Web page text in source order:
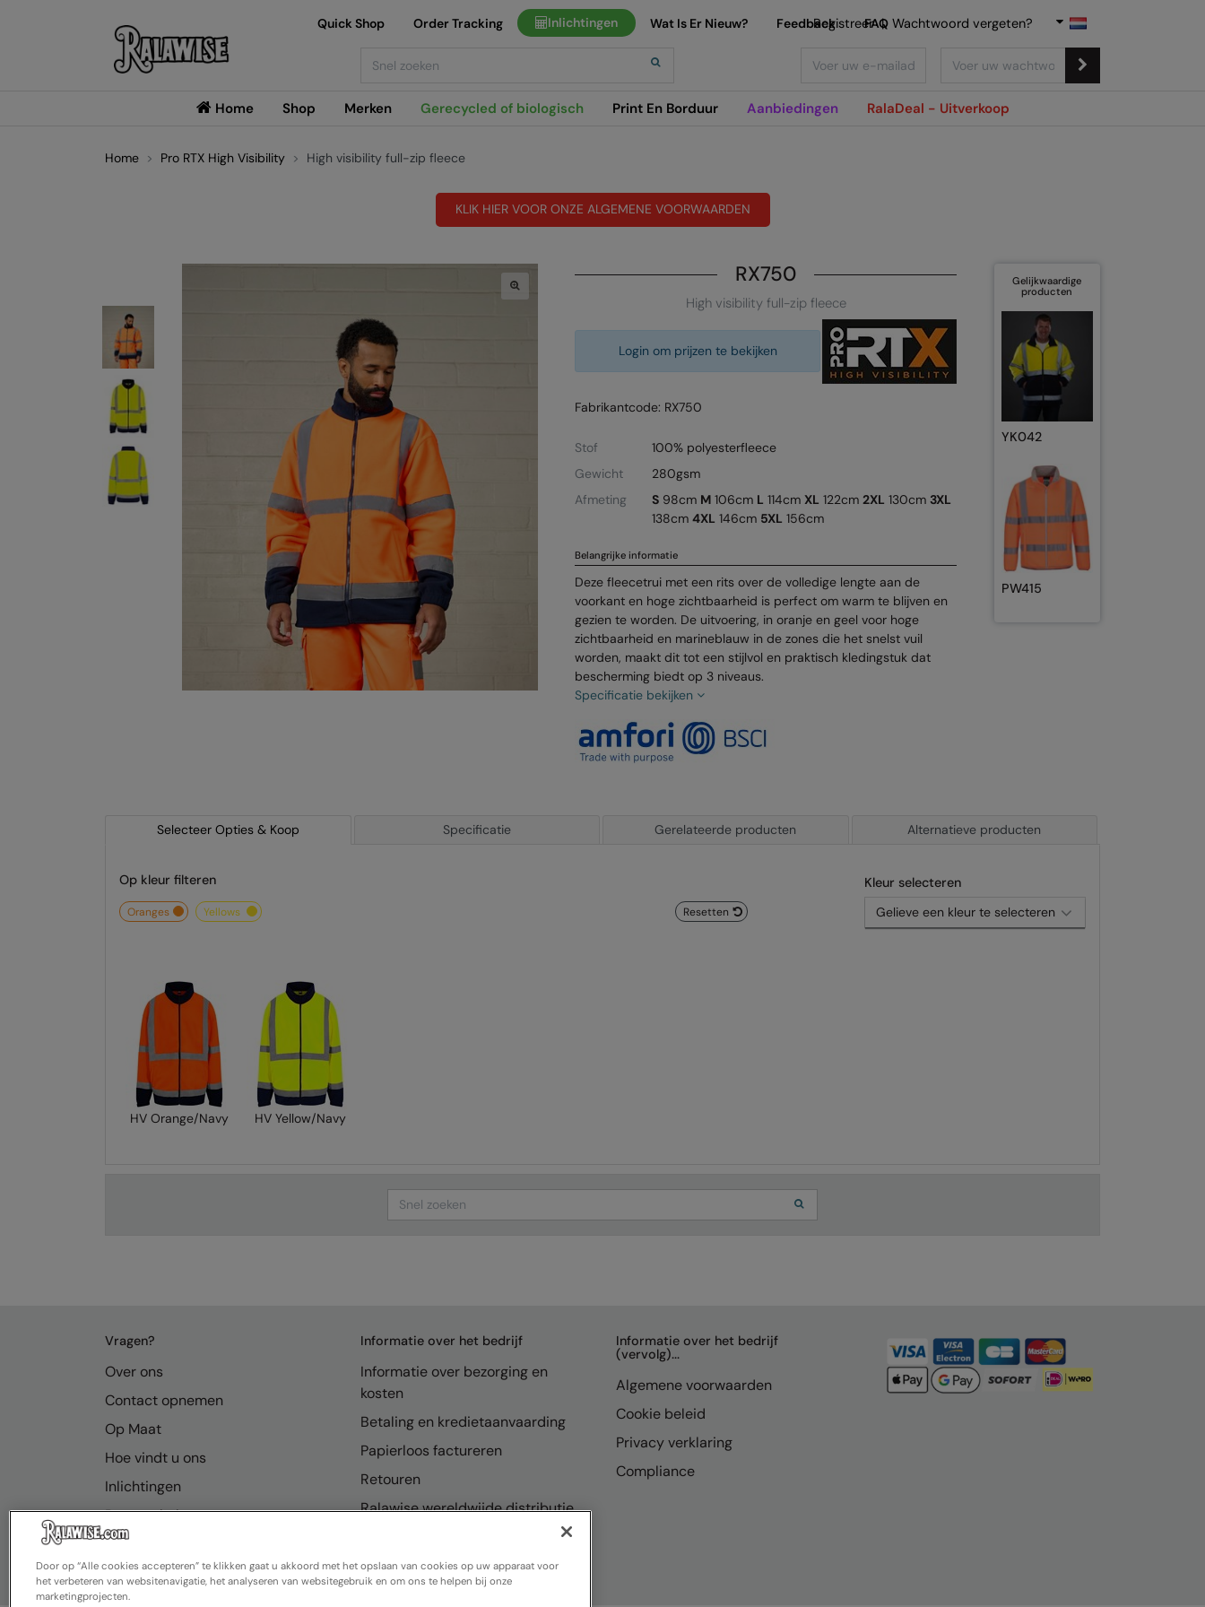
Home Shop Merken Gerecycled of biologisch Print En Borduur Aanbiedingen RalaDeal - Uitverkoop
Quick Shop Order Tracking Inlichtingen Wat Is Er Nieuw? Feedback FAQ
Registreer | Wachtwoord vergeten?
Home Pro RTX High Visibility High visibility full-zip fleece
KLIK HIER VOOR ONZE ALGEMENE VOORWAARDEN
RX750
High visibility full-zip fleece
Login om prijzen te bekijken
Fabrikantcode: RX750
Stof
100% polyesterfleece
Gewicht
280gsm
Afmeting
S98cm M106cm L 114cm XL 122cm 2XL 130cm 3XL
138cm 4XL 146cm 5XL 156cm
Belangrijke informatie
Deze fleecetrui met een rits over de volledige lengte aan de
voorkant en hoge zichtbaarheid is perfect om warm te blijven en
gezien te worden. De uitvoering, in oranje en geel voor hoge
zichtbaarheid en marineblauw in de zones die het snelst vuil
worden, maakt dit tot een stijlvol en praktisch kledingstuk dat
bescherming biedt op 3 niveaus.
Specificatie bekijken
Gelijkwaardige
producten
YK042
PW415
Selecteer Opties & Koop Specificatie Gerelateerde producten Alternatieve producten
Kleur selecteren
Op kleur filteren
Resetten
oranges yellows
HV Orange/Navy HV Yellow/Navy
Search
Vragen?
Over ons
Contact opnemen
Op Maat
Hoe vindt u ons
Inlichtingen
Bronnenhub
FAQ
Informatie over het bedrijf
Informatie over bezorging en
kosten
Betaling en kredietaanvaarding
Papierloos factureren
Retouren
Ralawise wereldwijde distributie
Informatie over het bedrijf
(vervolg)...
Algemene voorwaarden
Cookie beleid
Privacy verklaring
Compliance
Door op “Alle cookies accepteren” te klikken gaat u akkoord met het opslaan van cookies op uw apparaat voor
het verbeteren van websitenavigatie, het analyseren van websitegebruik en om ons te helpen bij onze
marketingprojecten.